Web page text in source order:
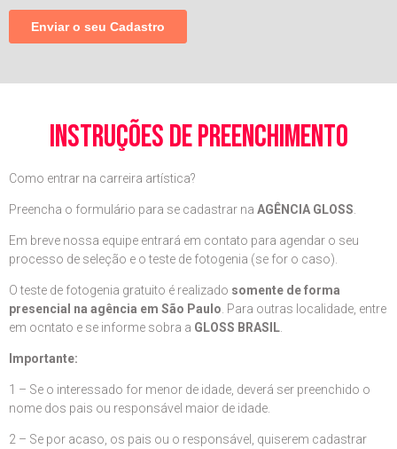
instruções de preenchimento
Como entrar na carreira artística?
Preencha o formulário para se cadastrar na AGÊNCIA GLOSS
Em breve nossa equipe entrará em contato para agendar o seu
processo de seleção e o teste de fotogenia (se for o caso).
O teste de fotogenia gratuito é realizado somente de forma
presencial na agência em São Paulo . Para outras localidade, entre
em ocntato e se informe sobra a GLOSS BRASIL
Importante:
1 – Se o interessado for menor de idade, deverá ser preenchido o
nome dos pais ou responsável maior de idade.
2 – Se por acaso, os pais ou o responsável, quiserem cadastrar